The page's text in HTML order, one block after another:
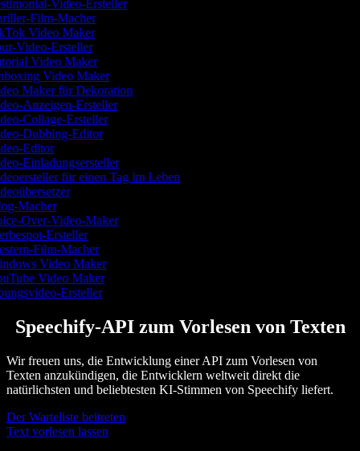
Video-Ersteller
Film-Macher
Video Maker
Video-Ersteller
Video Maker
Video Maker
Maker für Dekoration
Anzeigen-Ersteller
Collage-Ersteller
Dubbing-Editor
Editor
Einladungsersteller
für einen Tag im Leben
Macher
Over-Video-Maker
Ersteller
Film-Macher
Video Maker
Video Maker
Ersteller
Speechify-API zum Vorlesen von Texten
Wir freuen uns, die Entwicklung einer API zum Vorlesen von
Texten anzukündigen, die Entwicklern weltweit direkt die
natürlichsten und beliebtesten KI‑Stimmen von Speechify liefert.
Der Warteliste beitreten
Text vorlesen lassen